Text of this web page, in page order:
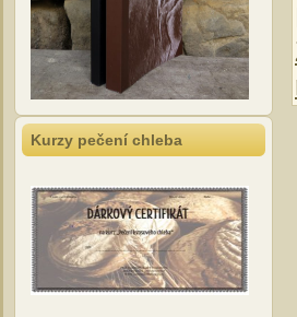
Kurzy pečení chleba